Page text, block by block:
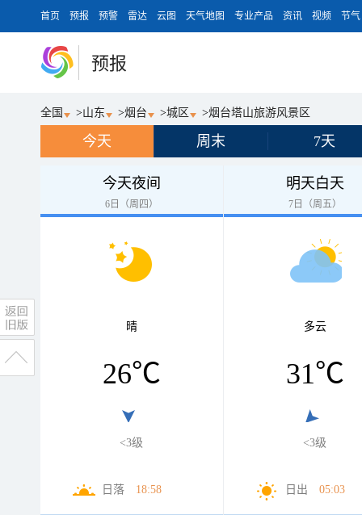
首页 预报 预警 雷达 云图 天气地图 专业产品 资讯 视频 节气
预报
全国 >山东 >烟台 >城区 >烟台塔山旅游风景区
今天 周末 7天
今天夜间
6日（周四）
晴
26℃
<3级
日落 18:58
明天白天
7日（周五）
多云
31℃
<3级
日出 05:03